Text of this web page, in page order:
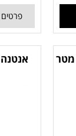
פרטים
אנטנה ימית VHF פיברגלס 1.1 מטר